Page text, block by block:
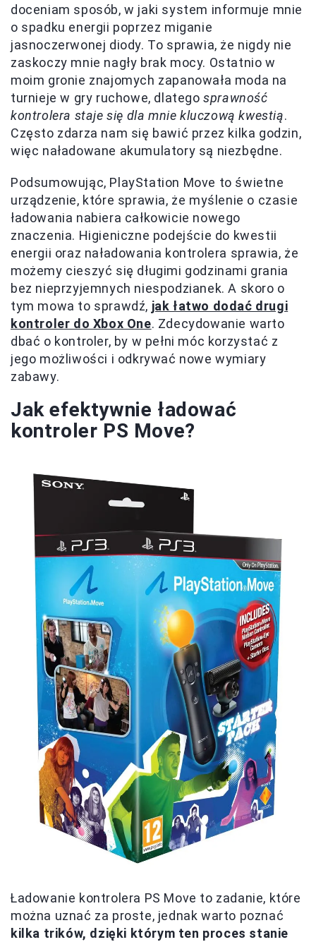
doceniam sposób, w jaki system informuje mnie
o spadku energii poprzez miganie
jasnoczerwonej diody. To sprawia, że nigdy nie
zaskoczy mnie nagły brak mocy. Ostatnio w
moim gronie znajomych zapanowała moda na
turnieje w gry ruchowe, dlategosprawność
kontrolera staje się dla mnie kluczową kwestią.
Często zdarza nam się bawić przez kilka godzin,
więc naładowane akumulatory są niezbędne.
Podsumowując, PlayStation Move to świetne
urządzenie, które sprawia, że myślenie o czasie
ładowania nabiera całkowicie nowego
znaczenia. Higieniczne podejście do kwestii
energii oraz naładowania kontrolera sprawia, że
możemy cieszyć się długimi godzinami grania
bez nieprzyjemnych niespodzianek. A skoro o
tym mowa to sprawdź, jak łatwo dodać drugi
kontroler do Xbox One. Zdecydowanie warto
dbać o kontroler, by w pełni móc korzystać z
jego możliwości i odkrywać nowe wymiary
zabawy.
Jak efektywnie ładować
kontroler PS Move?
Ładowanie kontrolera PS Move to zadanie, które
można uznać za proste, jednak warto poznać
kilka trików, dzięki którym ten proces stanie